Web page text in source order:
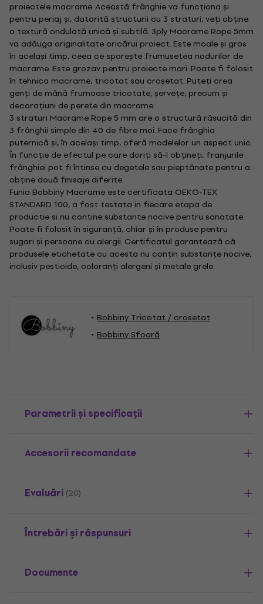
proiectele macrame. Această frânghie va funcționa și
pentru periaj și, datorită structurii cu 3 straturi, veți obține
o textură ondulată unică și subtilă. 3ply Macrame Rope 5mm
va adăuga originalitate oricărui proiect. Este moale și gros
în același timp, ceea ce sporește frumusețea nodurilor de
macrame. Este grozav pentru proiecte mari. Poate fi folosit
în tehnica macrame, tricotat sau croșetat. Puteți crea
genți de mână frumoase tricotate, șervețe, precum și
decorațiuni de perete din macrame.
3 straturi Macrame Rope 5 mm are o structură răsucită din
3 frânghii simple din 40 de fibre moi. Face frânghia
puternică și, în același timp, oferă modelelor un aspect unic.
În funcție de efectul pe care doriți să-l obțineți, franjurile
frânghiei pot fi întinse cu degetele sau pieptănate pentru a
obține două finisaje diferite.
Funia Bobbiny Macrame este certificata OEKO-TEX
STANDARD 100, a fost testata in fiecare etapa de
productie si nu contine substante nocive pentru sanatate.
Poate fi folosit în siguranță, chiar și în produse pentru
sugari și persoane cu alergii. Certificatul garantează că
produsele etichetate cu acesta nu conțin substanțe nocive,
inclusiv pesticide, coloranți alergeni și metale grele.
Bobbiny Tricotat / croșetat
Bobbiny Sfoară
Parametrii și specificații
Accesorii recomandate
Evaluări (20)
Întrebări și răspunsuri
Documente